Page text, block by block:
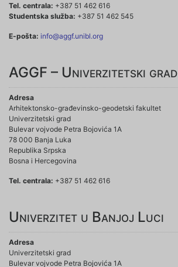
Tel. centrala: +387 51 462 616
Studentska služba: +387 51 462 545
E-pošta: info@aggf.unibl.org
AGGF – Univerzitetski grad
Adresa
Arhitektonsko-građevinsko-geodetski fakultet
Univerzitetski grad
Bulevar vojvode Petra Bojovića 1A
78 000 Banja Luka
Republika Srpska
Bosna i Hercegovina
Tel. centrala: +387 51 462 616
Univerzitet u Banjoj Luci
Adresa
Univerzitetski grad
Bulevar vojvode Petra Bojovića 1A